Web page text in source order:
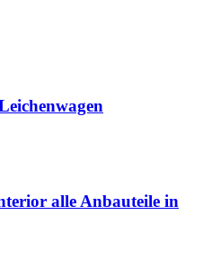
alle Anbauteile in